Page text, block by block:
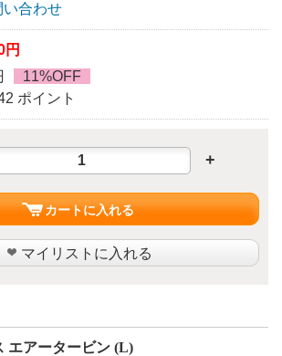
い合わせ
円
11%OFF
ポイント
+
カートに入れる
マイリストに入れる
エアータービン (L)